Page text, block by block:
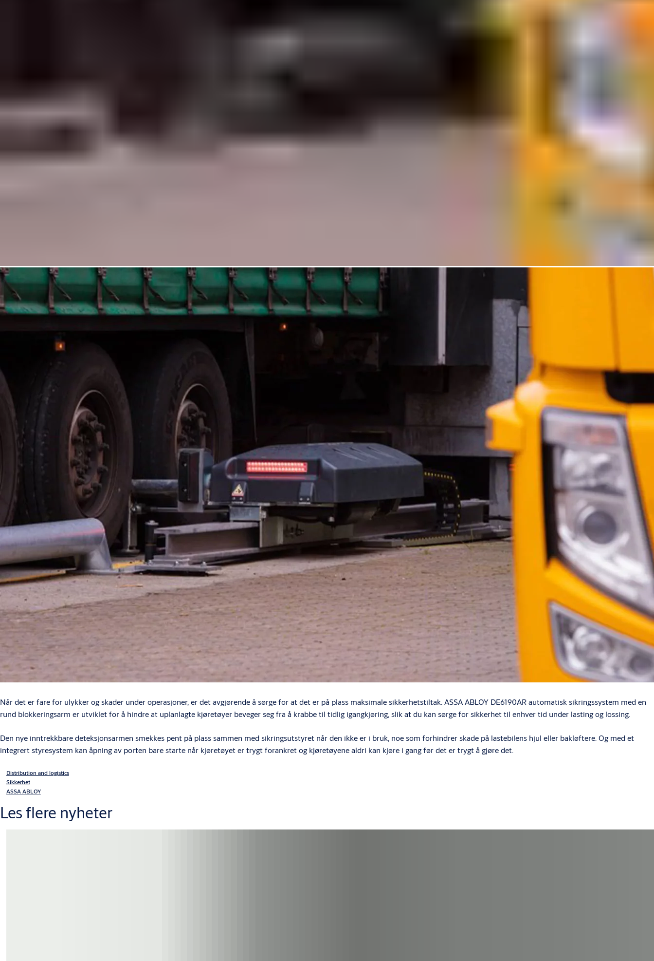
Når det er fare for ulykker og skader under operasjoner, er det avgjørende å sørge for at det er på plass maksimale sikkerhetstiltak. ASSA ABLOY DE6190AR automatisk sikringssystem med en
rund blokkeringsarm er utviklet for å hindre at uplanlagte kjøretøyer beveger seg fra å krabbe til tidlig igangkjøring, slik at du kan sørge for sikkerhet til enhver tid under lasting og lossing.
Den nye inntrekkbare deteksjonsarmen smekkes pent på plass sammen med sikringsutstyret når den ikke er i bruk, noe som forhindrer skade på lastebilens hjul eller bakløftere. Og med et
integrert styresystem kan åpning av porten bare starte når kjøretøyet er trygt forankret og kjøretøyene aldri kan kjøre i gang før det er trygt å gjøre det.
Distribution and logistics
Sikkerhet
ASSA ABLOY
Les flere nyheter